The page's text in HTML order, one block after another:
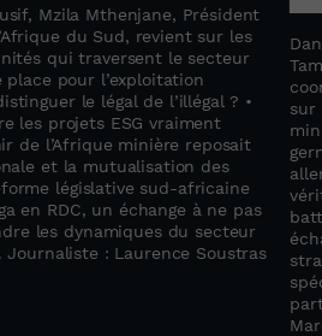
Mzila Mthenjane, Président
du Sud, revient sur les
qui traversent le secteur
pour l’exploitation
le légal de l’illégal ? •
les projets ESG vraiment
de l’Afrique minière reposait
et la mutualisation des
législative sud-africaine
en RDC, un échange à ne pas
les dynamiques du secteur
Journaliste : Laurence Soustras
sur